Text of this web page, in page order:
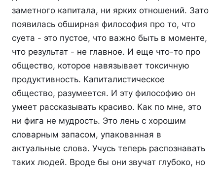
заметного капитала, ни ярких отношений. Зато
появилась обширная философия про то, что
суета - это пустое, что важно быть в моменте,
что результат - не главное. И еще что-то про
общество, которое навязывает токсичную
продуктивность. Капиталистическое
общество, разумеется. И эту философию он
умеет рассказывать красиво. Как по мне, это
ни фига не мудрость. Это лень с хорошим
словарным запасом, упакованная в
актуальные слова. Учусь теперь распознавать
таких людей. Вроде бы они звучат глубоко, но